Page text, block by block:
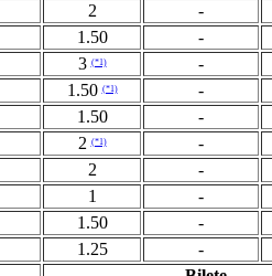
2 -
1.50 -
3(*1) -
1.50(*1) -
1.50 -
2(*1) -
2 -
1 -
1.50 -
1.25 -